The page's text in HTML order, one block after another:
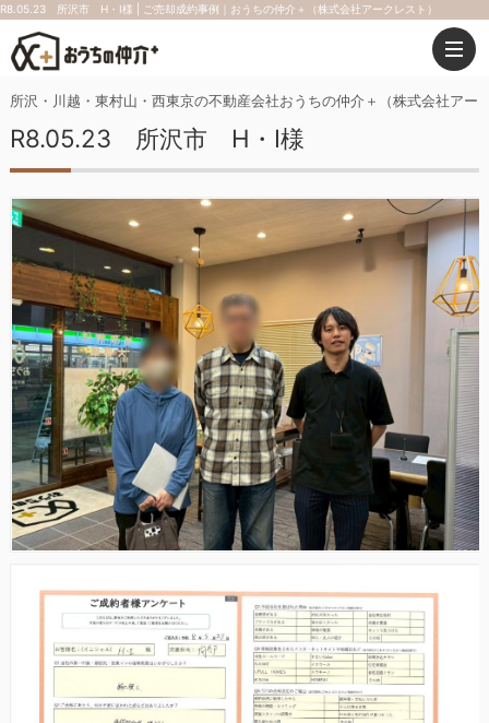
R8.05.23 所沢市 H・I様 | ご売却成約事例｜おうちの仲介＋（株式会社アークレスト）
所沢・川越・東村山・西東京の不動産会社おうちの仲介＋（株式会社アー
R8.05.23 所沢市 H・I様